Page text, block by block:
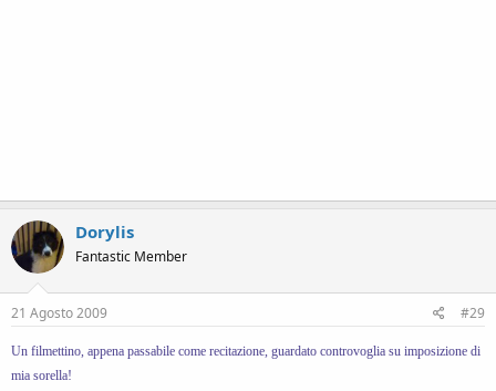
Dorylis
Fantastic Member
21 Agosto 2009 #29
Un filmettino, appena passabile come recitazione, guardato controvoglia su imposizione di
mia sorella!